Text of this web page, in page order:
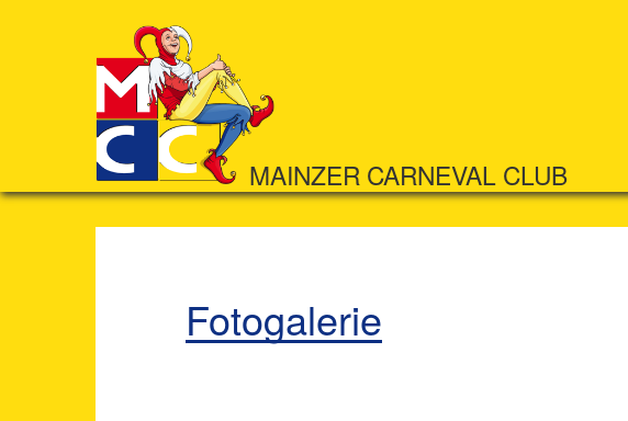
MAINZER CARNEVAL CLUB
Fotogalerie